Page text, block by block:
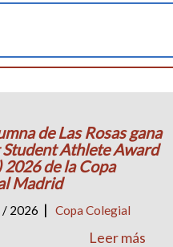
de Las Rosas gana
Student Athlete Award
2026 de la Copa
Madrid
2026 | Copa Colegial
Leer más